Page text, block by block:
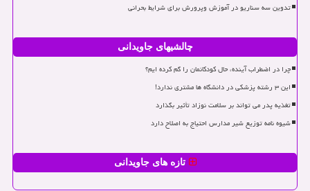
تدوین سه سناریو در آموزش وپرورش برای شرایط بحرانی
چالشیهای جاویدانی
چرا در اضطراب آینده، حال کودکانمان را گم کرده ایم؟
این ۳ رشته پزشکی در دانشگاه ها مشتری ندارد!
تغذیه پدر می تواند بر سلامت نوزاد تأثیر بگذارد
شیوه نامه توزیع شیر مدارس احتیاج به اصلاح دارد
تازه های جاویدانی